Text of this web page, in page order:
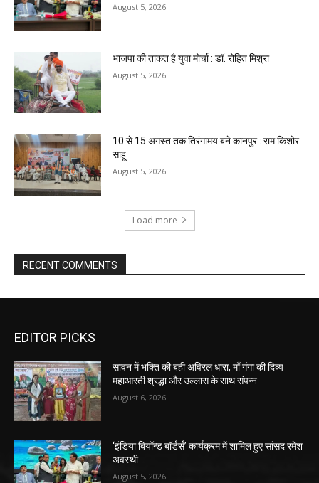
August 5, 2026
भाजपा की ताकत है युवा मोर्चा : डॉ. रोहित मिश्रा
August 5, 2026
10 से 15 अगस्त तक तिरंगामय बने कानपुर : राम किशोर
साहू
August 5, 2026
Load more
RECENT COMMENTS
EDITOR PICKS
सावन में भक्ति की बही अविरल धारा, माँ गंगा की दिव्य
महाआरती श्रद्धा और उल्लास के साथ संपन्न
August 6, 2026
‘इंडिया बियॉन्ड बॉर्डर्स’ कार्यक्रम में शामिल हुए सांसद रमेश
अवस्थी
August 5, 2026